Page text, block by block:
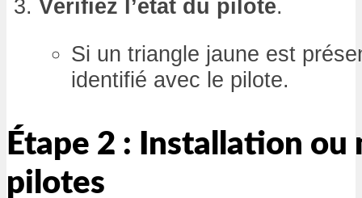
Vérifiez l’état du pilote.
Si un triangle jaune est
identifié avec le pilote.
Étape 2 : Installation ou
pilotes